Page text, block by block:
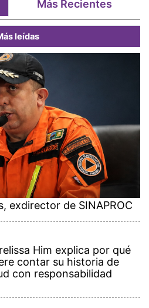
Más Recientes
leídas
exdirector de SINAPROC
Him explica por qué
contar su historia de
con responsabilidad